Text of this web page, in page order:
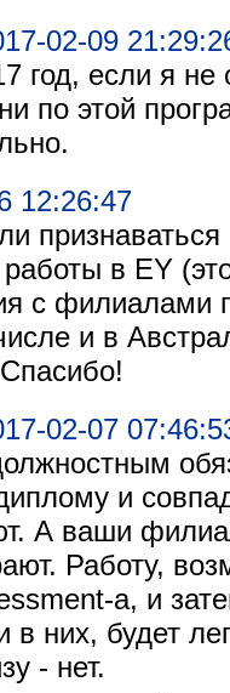
02-09
год, если я
по этой
12:26:47
в EY
с филиалами
и в
02-07
и
А ваши
Работу,
а, и
в них, будет
- нет.